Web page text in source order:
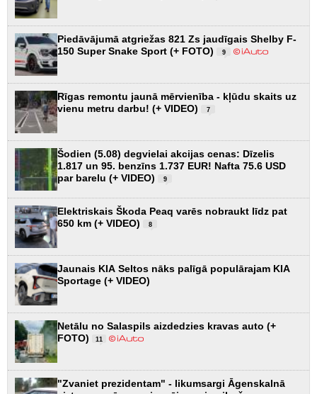
Piedāvājumā atgriežas 821 Zs jaudīgais Shelby F-
150 Super Snake Sport (+ FOTO)
9
Rīgas remontu jaunā mērvienība - kļūdu skaits uz
vienu metru darbu! (+ VIDEO)
7
Šodien (5.08) degvielai akcijas cenas: Dīzelis
1.817 un 95. benzīns 1.737 EUR! Nafta 75.6 USD
par barelu (+ VIDEO)
9
Elektriskais Škoda Peaq varēs nobraukt līdz pat
650 km (+ VIDEO)
8
Jaunais KIA Seltos nāks palīgā populārajam KIA
Sportage (+ VIDEO)
Netālu no Salaspils aizdedzies kravas auto (+
FOTO)
11
"Zvaniet prezidentam" - likumsargi Āgenskalnā